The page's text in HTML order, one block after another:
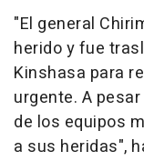
"El general
herido y fue
Kinshasa para
urgente. A
de los equipos
a sus heridas",